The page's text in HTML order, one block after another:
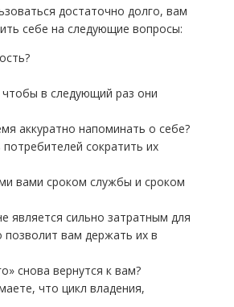
достаточно долго, вам
себе на следующие вопросы:
в следующий раз они
аккуратно напоминать о себе?
сократить их
вами сроком службы и сроком
является сильно затратным для
вам держать их в
снова вернутся к вам?
что цикл владения,